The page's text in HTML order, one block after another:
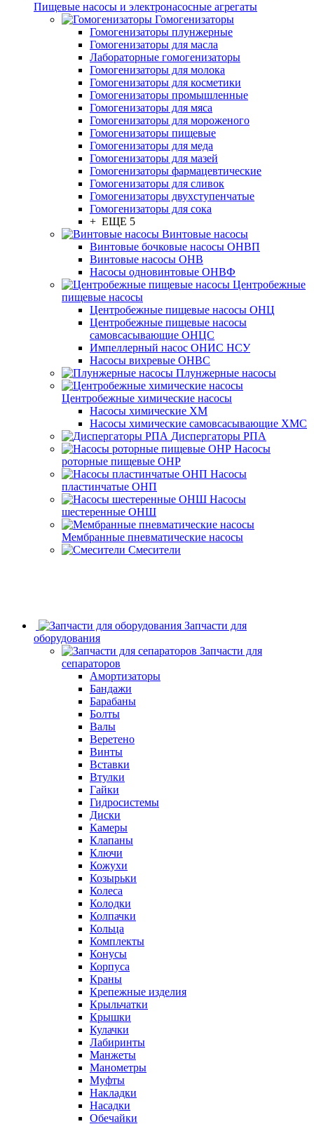
Пищевые насосы и электронасосные агрегаты
Гомогенизаторы
Гомогенизаторы плунжерные
Гомогенизаторы для масла
Лабораторные гомогенизаторы
Гомогенизаторы для молока
Гомогенизаторы для косметики
Гомогенизаторы промышленные
Гомогенизаторы для мяса
Гомогенизаторы для мороженого
Гомогенизаторы пищевые
Гомогенизаторы для меда
Гомогенизаторы для мазей
Гомогенизаторы фармацевтические
Гомогенизаторы для сливок
Гомогенизаторы двухступенчатые
Гомогенизаторы для сока
+ ЕЩЕ 5
Винтовые насосы
Винтовые бочковые насосы ОНВП
Винтовые насосы ОНВ
Насосы одновинтовые ОНВФ
Центробежные
пищевые насосы
Центробежные пищевые насосы ОНЦ
Центробежные пищевые насосы
самовсасывающие ОНЦС
Импеллерный насос ОНИС НСУ
Насосы вихревые ОНВС
Плунжерные насосы
Центробежные химические насосы
Насосы химические ХМ
Насосы химические самовсасывающие ХМС
Диспергаторы РПА
Насосы
роторные пищевые ОНР
Насосы
пластинчатые ОНП
Насосы
шестеренные ОНШ
Мембранные пневматические насосы
Смесители
Запчасти для
оборудования
Запчасти для
сепараторов
Амортизаторы
Бандажи
Барабаны
Болты
Валы
Веретено
Винты
Вставки
Втулки
Гайки
Гидросистемы
Диски
Камеры
Клапаны
Ключи
Кожухи
Козырьки
Колеса
Колодки
Колпачки
Кольца
Комплекты
Конусы
Корпуса
Краны
Крепежные изделия
Крыльчатки
Крышки
Кулачки
Лабиринты
Манжеты
Манометры
Муфты
Накладки
Насадки
Обечайки